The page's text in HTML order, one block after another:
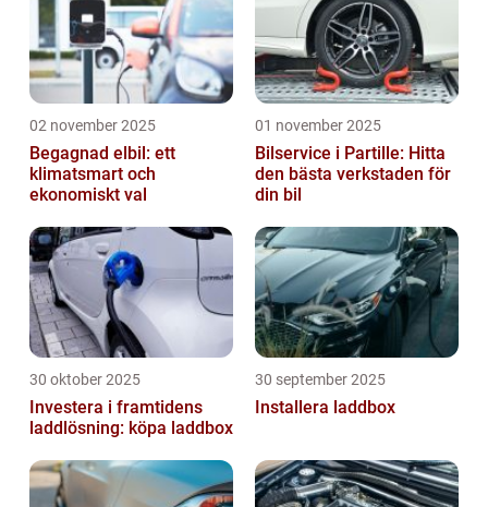
02 november 2025
Begagnad elbil: ett
klimatsmart och
ekonomiskt val
01 november 2025
Bilservice i Partille: Hitta
den bästa verkstaden för
din bil
30 oktober 2025
Investera i framtidens
laddlösning: köpa laddbox
30 september 2025
Installera laddbox